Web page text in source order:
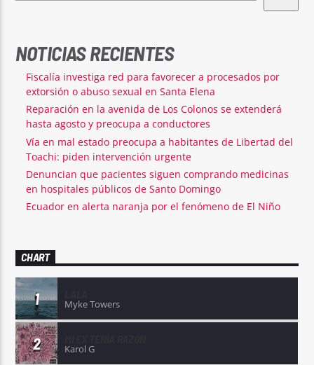
NOTICIAS RECIENTES
Fiscalía investiga red para favorecer a procesados por
extorsión o abuso sexual en Santa Elena
Reparación en la avenida de Los Colonos se extenderá
hasta agosto y preocupa a conductores
Vía en mal estado preocupa a habitantes de Libertad del
Toachi: piden intervención urgente
Denuncian que pacientes siguen comprando medicinas
en hospitales públicos de Santo Domingo
Ecuador en alerta naranja por el fenómeno de El Niño
CHART
1 Myke Towers
2 Karol G